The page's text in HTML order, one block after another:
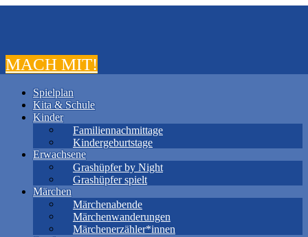
MACH MIT!
Spielplan
Kita & Schule
Kinder
Familiennachmittage
Kindergeburtstage
Erwachsene
Grashüpfer by Night
Grashüpfer spielt
Märchen
Märchenabende
Märchenwanderungen
Märchenerzähler*innen